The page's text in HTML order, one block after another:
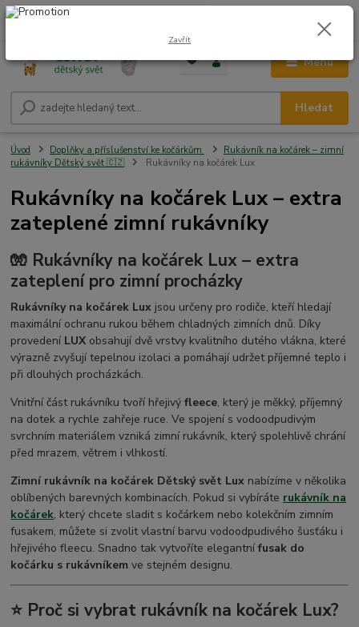
Menu
Hledat
+420 604 278 943 0,00 Kč
Úvod Doplňky a příslušenství ke kočárkům
Rukávník na kočárek – zimní
rukávníky Dětský svět 🇨🇿
Rukávníky na kočárek Lux
Rukávníky na kočárek Lux – extra
zateplené zimní rukávníky
🧤 Rukávníky na kočárek Lux – extra
zateplení pro zimní procházky
Rukávníky na kočárek Lux jsou určeny pro rodiče, kteří hledají
maximální ochranu rukou během chladných zimních dnů. Díky
provedení LUX obsahují dvě vrstvy kvalitního dutého vlákna, které
výrazně zvyšují tepelnou izolaci a pomáhají udržet příjemné teplo i
při dlouhých procházkách.
Vnitřní část rukávníku tvoří hřejivýfleece, který je měkký, příjemný
na dotek a rychle zahřeje ruce. Ve spojení s vodoodpudivým
svrchním materiálem vzniká zimní rukávník, který spolehlivě chrání
před mrazem, větrem i vlhkostí.
Zimní rukávník na kočárek Dětský svět Lux nabízíme v několika
oblíbených barevných kombinacích. Pokud si vybíráte rukávník na
kočárek, který chcete sladit s kočárkem nebo kolekčním zimním
fusakem, můžete si zvolit vlastní barvu vodoodpudivého šusťáku i
hřejivého fleecu. Snadno tak vytvoříte elegantnífusak do
kočárku s rukávníkem ve stejném designu.
⭐ Proč si vybrat rukávník na kočárek Lux?
Zavřít